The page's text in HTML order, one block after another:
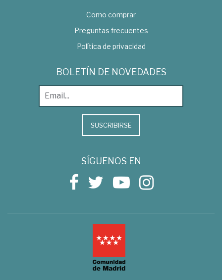
Como comprar
Preguntas frecuentes
Política de privacidad
BOLETÍN DE NOVEDADES
SUSCRIBIRSE
SÍGUENOS EN